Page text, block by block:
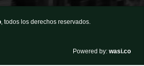
, todos los derechos reservados.
Powered by: wasi.co